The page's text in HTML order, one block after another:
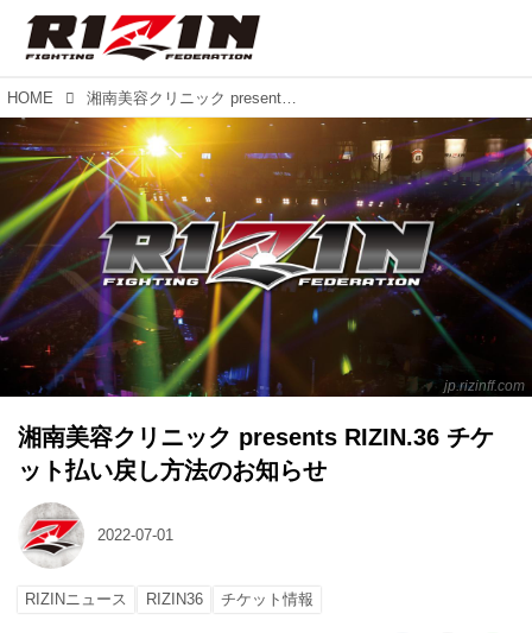
HOME 湘南美容クリニック presents RIZIN.36 チケット払い戻し方法のお知らせ
jp.rizinff.com
湘南美容クリニック presents RIZIN.36 チケ
ット払い戻し方法のお知らせ
2022-07-01
RIZINニュース RIZIN36 チケット情報